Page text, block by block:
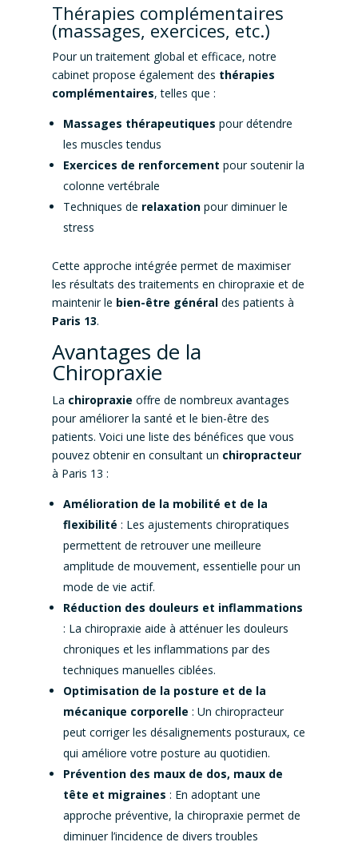
Thérapies complémentaires
(massages, exercices, etc.)
Pour un traitement global et efficace, notre
cabinet propose également des thérapies
complémentaires, telles que :
Massages thérapeutiques pour détendre
les muscles tendus
Exercices de renforcement pour soutenir la
colonne vertébrale
Techniques de relaxationpour diminuer le
stress
Cette approche intégrée permet de maximiser
les résultats des traitements en chiropraxie et de
maintenir le bien-être généraldes patients à
Paris 13.
Avantages de la
Chiropraxie
La chiropraxie offre de nombreux avantages
pour améliorer la santé et le bien-être des
patients. Voici une liste des bénéfices que vous
pouvez obtenir en consultant un chiropracteur
à Paris 13 :
Amélioration de la mobilité et de la
flexibilité : Les ajustements chiropratiques
permettent de retrouver une meilleure
amplitude de mouvement, essentielle pour un
mode de vie actif.
Réduction des douleurs et inflammations
: La chiropraxie aide à atténuer les douleurs
chroniques et les inflammations par des
techniques manuelles ciblées.
Optimisation de la posture et de la
mécanique corporelle : Un chiropracteur
peut corriger les désalignements posturaux, ce
qui améliore votre posture au quotidien.
Prévention des maux de dos, maux de
tête et migraines : En adoptant une
approche préventive, la chiropraxie permet de
diminuer l’incidence de divers troubles